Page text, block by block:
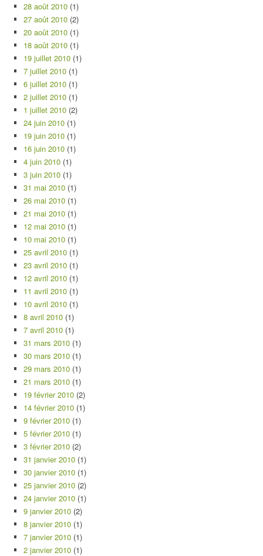
28 août 2010 (1)
27 août 2010 (2)
20 août 2010 (1)
18 août 2010 (1)
19 juillet 2010 (1)
7 juillet 2010 (1)
6 juillet 2010 (1)
2 juillet 2010 (1)
1 juillet 2010 (2)
24 juin 2010 (1)
19 juin 2010 (1)
16 juin 2010 (1)
4 juin 2010 (1)
3 juin 2010 (1)
31 mai 2010 (1)
26 mai 2010 (1)
21 mai 2010 (1)
12 mai 2010 (1)
10 mai 2010 (1)
25 avril 2010 (1)
23 avril 2010 (1)
12 avril 2010 (1)
11 avril 2010 (1)
10 avril 2010 (1)
8 avril 2010 (1)
7 avril 2010 (1)
31 mars 2010 (1)
30 mars 2010 (1)
29 mars 2010 (1)
21 mars 2010 (1)
19 février 2010 (2)
14 février 2010 (1)
9 février 2010 (1)
5 février 2010 (1)
3 février 2010 (2)
31 janvier 2010 (1)
30 janvier 2010 (1)
25 janvier 2010 (2)
24 janvier 2010 (1)
9 janvier 2010 (2)
8 janvier 2010 (1)
7 janvier 2010 (1)
2 janvier 2010 (1)